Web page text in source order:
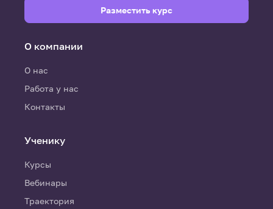
О компании
О нас
Работа у нас
Контакты
Ученику
Курсы
Вебинары
Траектория
Разместить курс